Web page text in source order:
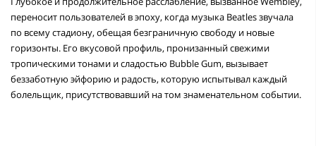
переносит пользователей в эпоху, когда музыка Beatles звучала
по всему стадиону, обещая безграничную свободу и новые
горизонты. Его вкусовой профиль, пронизанный свежими
тропическими тонами и сладостью Bubble Gum, вызывает
беззаботную эйфорию и радость, которую испытывал каждый
болельщик, присутствовавший на том знаменательном событии.